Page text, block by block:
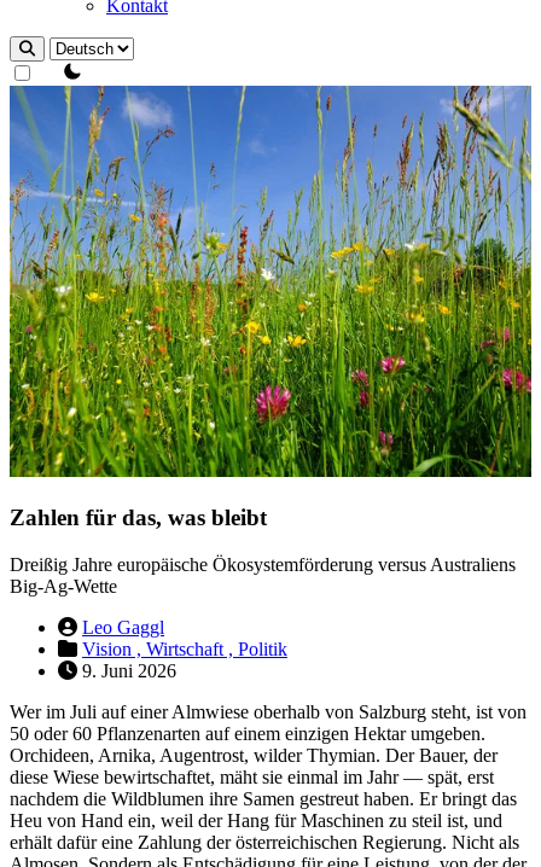
Kontakt
Design wechseln
Zahlen für das, was bleibt
Dreißig Jahre europäische Ökosystemförderung versus Australiens
Big-Ag-Wette
Leo Gaggl
Vision , Wirtschaft , Politik
9. Juni 2026
Wer im Juli auf einer Almwiese oberhalb von Salzburg steht, ist von
50 oder 60 Pflanzenarten auf einem einzigen Hektar umgeben.
Orchideen, Arnika, Augentrost, wilder Thymian. Der Bauer, der
diese Wiese bewirtschaftet, mäht sie einmal im Jahr — spät, erst
nachdem die Wildblumen ihre Samen gestreut haben. Er bringt das
Heu von Hand ein, weil der Hang für Maschinen zu steil ist, und
erhält dafür eine Zahlung der österreichischen Regierung. Nicht als